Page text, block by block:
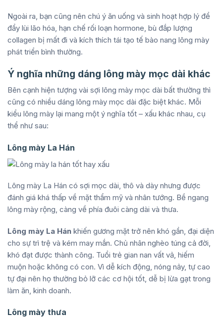
Ngoài ra, bạn cũng nên chú ý ăn uống và sinh hoạt hợp lý để
đẩy lùi lão hóa, hạn chế rối loạn hormone, bù đắp lượng
collagen bị mất đi và kích thích tái tạo tế bào nang lông mày
phát triển bình thường.
Ý nghĩa những dáng lông mày mọc dài khác
Bên cạnh hiện tượng vài sợi lông mày mọc dài bất thường thì
cũng có nhiều dáng lông mày mọc dài đặc biệt khác. Mỗi
kiểu lông mày lại mang một ý nghĩa tốt – xấu khác nhau, cụ
thể như sau:
Lông mày La Hán
Lông mày La Hán có sợi mọc dài, thô và dày nhưng được
đánh giá khá thấp về mặt thẩm mỹ và nhân tướng. Bề ngang
lông mày rộng, càng về phía đuôi càng dài và thưa.
Lông mày La Hán khiến gương mặt trở nên khó gần, đại diện
cho sự trì trệ và kém may mắn. Chủ nhân nghèo túng cả đời,
khó đạt được thành công. Tuổi trẻ gian nan vất vả, hiếm
muộn hoặc không có con. Vì dễ kích động, nóng nảy, tự cao
tự đại nên họ thường bỏ lỡ các cơ hội tốt, dễ bị lừa gạt trong
làm ăn, kinh doanh.
Lông mày thưa